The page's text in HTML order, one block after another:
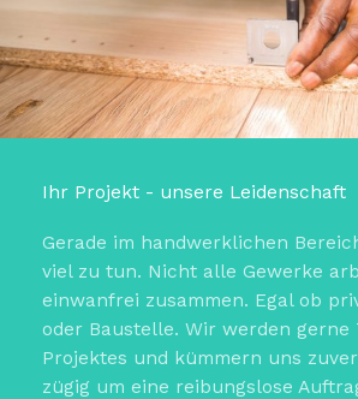
Ihr Projekt - unsere Leidenschaft
Gerade im handwerklichen
viel zu tun. Nicht alle Gewerke
einwanfrei zusammen. Egal ob
oder Baustelle. Wir werden gerne
Projektes und kümmern uns
zügig um eine reibungslose